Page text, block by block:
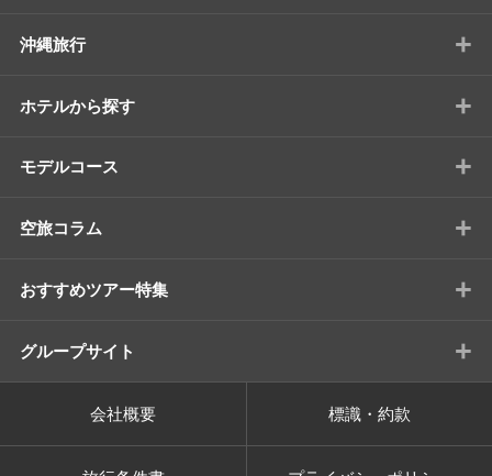
沖縄旅行 +
ホテルから探す +
モデルコース +
空旅コラム +
おすすめツアー特集 +
グループサイト +
会社概要 標識・約款